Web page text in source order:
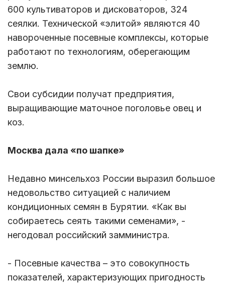
600 культиваторов и дисковаторов, 324
сеялки. Технической «элитой» являются 40
навороченные посевные комплексы, которые
работают по технологиям, оберегающим
землю.
Свои субсидии получат предприятия,
выращивающие маточное поголовье овец и
коз.
Москва дала «по шапке»
Недавно минсельхоз России выразил большое
недовольство ситуацией с наличием
кондиционных семян в Бурятии. «Как вы
собираетесь сеять такими семенами», -
негодовал российский замминистра.
- Посевные качества – это совокупность
показателей, характеризующих пригодность